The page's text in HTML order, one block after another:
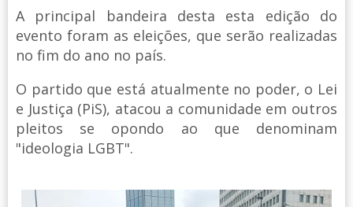
A principal bandeira desta esta edição do
evento foram as eleições, que serão realizadas
no fim do ano no país.
O partido que está atualmente no poder, o Lei
e Justiça (PiS), atacou a comunidade em outros
pleitos se opondo ao que denominam
"ideologia LGBT".